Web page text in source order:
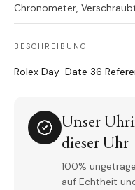
Chronometer,
BESCHREIBUNG
Rolex Day-Date 36
Unser
dieser Uhr
100%
auf Echtheit